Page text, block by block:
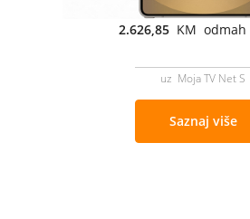
2.626,85 KM odmah
uz Moja TV Net S
Saznaj više